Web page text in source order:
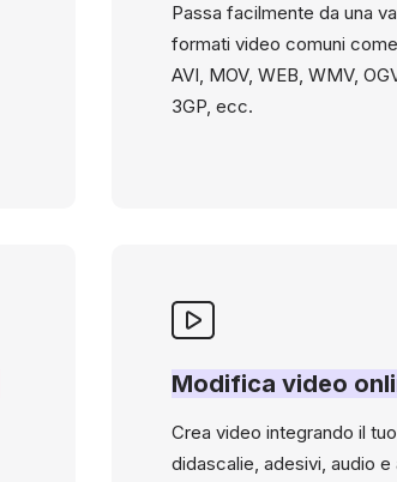
Passa facilmente da una
formati video comuni
AVI, MOV, WEB, WMV,
3GP, ecc.
Modifica video
Crea video integrando il
didascalie, adesivi, audio e